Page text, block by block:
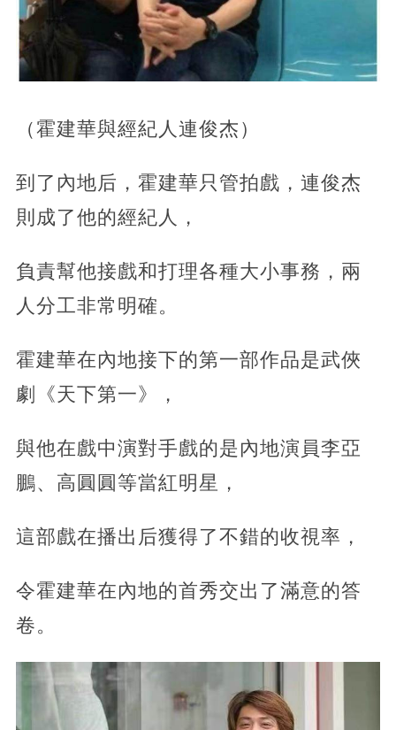
（霍建華與經紀人連俊杰）
到了內地后，霍建華只管拍戲，連俊杰
則成了他的經紀人，
負責幫他接戲和打理各種大小事務，兩
人分工非常明確。
霍建華在內地接下的第一部作品是武俠
劇《天下第一》，
與他在戲中演對手戲的是內地演員李亞
鵬、高圓圓等當紅明星，
這部戲在播出后獲得了不錯的收視率，
令霍建華在內地的首秀交出了滿意的答
卷。